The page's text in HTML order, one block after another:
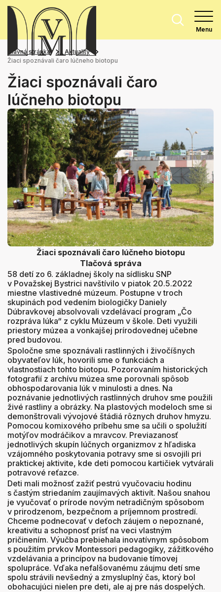
Menu
Hlavná stránka
Aktuality
Žiaci spoznávali čaro lúčneho biotopu
Žiaci spoznávali čaro
lúčneho biotopu
Žiaci spoznávali čaro lúčneho biotopu
Tlačová správa
58 detí zo 6. základnej školy na sídlisku SNP
v Považskej Bystrici navštívilo v piatok 20.5.2022
miestne vlastivedné múzeum. Postupne v troch
skupinách pod vedením biologičky Daniely
Dúbravkovej absolvovali vzdelávací program „Čo
rozpráva lúka“ z cyklu Múzeum v škole. Deti využili
priestory múzea a vonkajšej prírodovednej učebne
pred budovou.
Spoločne sme spoznávali rastlinných i živočíšnych
obyvateľov lúk, hovorili sme o funkciách a
vlastnostiach tohto biotopu. Pozorovaním historických
fotografií z archívu múzea sme porovnali spôsob
obhospodarovania lúk v minulosti a dnes. Na
poznávanie jednotlivých rastlinných druhov sme použili
živé rastliny a obrázky. Na plastových modeloch sme si
demonštrovali vývojové štádiá rôznych druhov hmyzu.
Pomocou komixového príbehu sme sa učili o spolužití
motýľov modráčikov a mravcov. Previazanosť
jednotlivých skupín lúčnych organizmov z hľadiska
vzájomného poskytovania potravy sme si osvojili pri
praktickej aktivite, kde deti pomocou kartičiek vytvárali
potravové reťazce.
Deti mali možnosť zažiť pestrú vyučovaciu hodinu
s častým striedaním zaujímavých aktivít. Našou snahou
je vyučovať o prírode novým netradičným spôsobom
v prirodzenom, bezpečnom a príjemnom prostredí.
Chceme podnecovať v deťoch záujem o nepoznané,
kreativitu a schopnosť prísť na veci vlastným
pričinením. Výučba prebiehala inovatívnym spôsobom
s použitím prvkov Montessori pedagogiky, zážitkového
vzdelávania a princípov na budovanie tímovej
spolupráce. Vďaka nefalšovanému záujmu detí sme
spolu strávili nevšedný a zmysluplný čas, ktorý bol
obohacujúci nielen pre deti, ale aj pre nás dospelých.